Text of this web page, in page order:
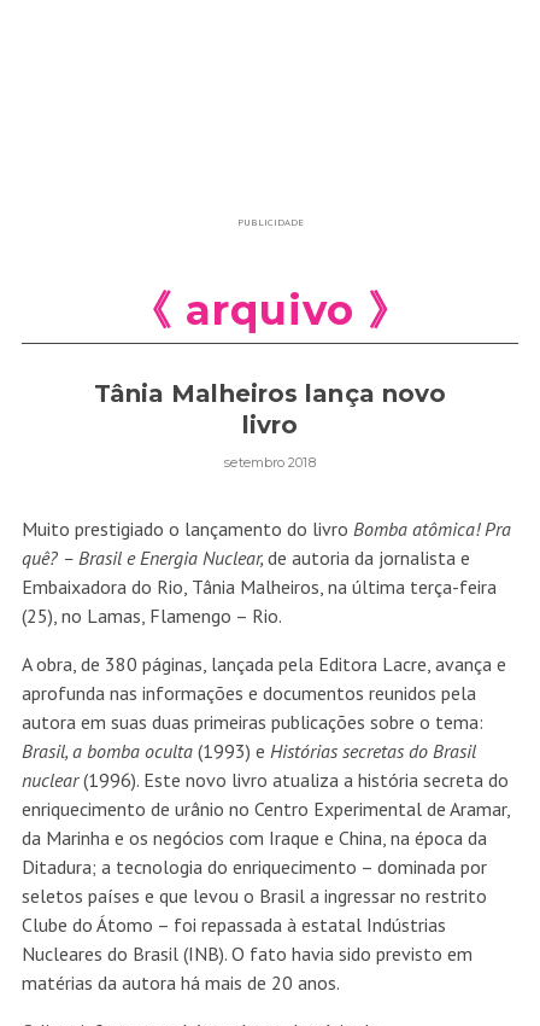
PUBLICIDADE
《 arquivo 》
Tânia Malheiros lança novo
livro
setembro 2018
Muito prestigiado o lançamento do livro Bomba atômica! Pra
quê? – Brasil e Energia Nuclear, de autoria da jornalista e
Embaixadora do Rio, Tânia Malheiros, na última terça-feira
(25), no Lamas, Flamengo – Rio.
A obra, de 380 páginas, lançada pela Editora Lacre, avança e
aprofunda nas informações e documentos reunidos pela
autora em suas duas primeiras publicações sobre o tema:
Brasil, a bomba oculta(1993) e Histórias secretas do Brasil
nuclear(1996). Este novo livro atualiza a história secreta do
enriquecimento de urânio no Centro Experimental de Aramar,
da Marinha e os negócios com Iraque e China, na época da
Ditadura; a tecnologia do enriquecimento – dominada por
seletos países e que levou o Brasil a ingressar no restrito
Clube do Átomo – foi repassada à estatal Indústrias
Nucleares do Brasil (INB). O fato havia sido previsto em
matérias da autora há mais de 20 anos.